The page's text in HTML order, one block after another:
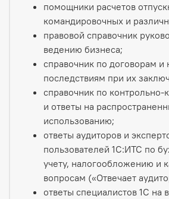
помощники расчетов
командировочных и
правовой справочник
ведению бизнеса;
справочник по договорам и
последствиям при их
справочник по контрольно-
и ответы на
использованию;
ответы аудиторов и
пользователей 1C:ИТС по
учету, налогообложению и
вопросам («Отвечает
ответы специалистов 1С на